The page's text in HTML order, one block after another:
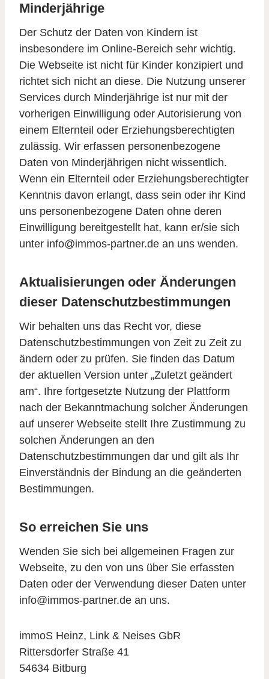
Minderjährige
Der Schutz der Daten von Kindern ist
insbesondere im Online-Bereich sehr wichtig.
Die Webseite ist nicht für Kinder konzipiert und
richtet sich nicht an diese. Die Nutzung unserer
Services durch Minderjährige ist nur mit der
vorherigen Einwilligung oder Autorisierung von
einem Elternteil oder Erziehungsberechtigten
zulässig. Wir erfassen personenbezogene
Daten von Minderjährigen nicht wissentlich.
Wenn ein Elternteil oder Erziehungsberechtigter
Kenntnis davon erlangt, dass sein oder ihr Kind
uns personenbezogene Daten ohne deren
Einwilligung bereitgestellt hat, kann er/sie sich
unter info@immos-partner.de an uns wenden.
Aktualisierungen oder Änderungen
dieser Datenschutzbestimmungen
Wir behalten uns das Recht vor, diese
Datenschutzbestimmungen von Zeit zu Zeit zu
ändern oder zu prüfen. Sie finden das Datum
der aktuellen Version unter „Zuletzt geändert
am“. Ihre fortgesetzte Nutzung der Plattform
nach der Bekanntmachung solcher Änderungen
auf unserer Webseite stellt Ihre Zustimmung zu
solchen Änderungen an den
Datenschutzbestimmungen dar und gilt als Ihr
Einverständnis der Bindung an die geänderten
Bestimmungen.
So erreichen Sie uns
Wenden Sie sich bei allgemeinen Fragen zur
Webseite, zu den von uns über Sie erfassten
Daten oder der Verwendung dieser Daten unter
info@immos-partner.de an uns.
immoS Heinz, Link & Neises GbR
Rittersdorfer Straße 41
54634 Bitburg